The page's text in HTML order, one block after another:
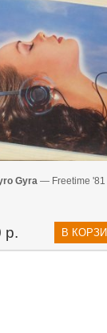
Gyra— Freetime '81
р. В